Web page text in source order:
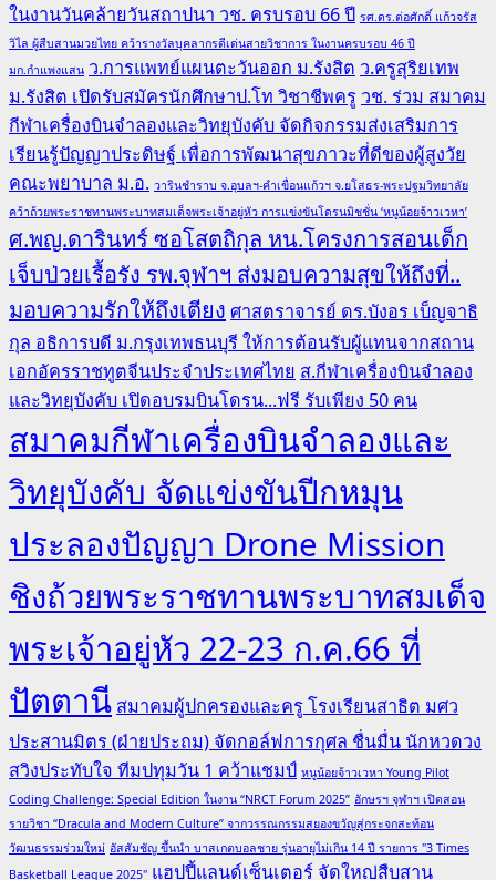
ในงานวันคล้ายวันสถาปนา วช. ครบรอบ 66 ปี รศ.ดร.ต่อศักดิ์ แก้วจรัส
วิไล ผู้สืบสานมวยไทย คว้ารางวัลบุคลากรดีเด่นสายวิชาการ ในงานครบรอบ 46 ปี
มก.กำแพงแสน ว.การแพทย์แผนตะวันออก ม.รังสิต ว.ครูสุริยเทพ
ม.รังสิต เปิดรับสมัครนักศึกษาป.โท วิชาชีพครู วช. ร่วม สมาคม
กีฬาเครื่องบินจำลองและวิทยุบังคับ จัดกิจกรรมส่งเสริมการ
เรียนรู้ปัญญาประดิษฐ์ เพื่อการพัฒนาสุขภาวะที่ดีของผู้สูงวัย
คณะพยาบาล ม.อ. วารินชำราบ จ.อุบลฯ-คำเขื่อนแก้วฯ จ.ยโสธร-พระปฐมวิทยาลัย
คว้าถ้วยพระราชทานพระบาทสมเด็จพระเจ้าอยู่หัว การแข่งขันโดรนมิชชั่น ‘หนูน้อยจ้าวเวหา’
ศ.พญ.ดารินทร์ ซอโสตถิกุล หน.โครงการสอนเด็ก
เจ็บป่วยเรื้อรัง รพ.จุฬาฯ ส่งมอบความสุขให้ถึงที่..
มอบความรักให้ถึงเตียง ศาสตราจารย์ ดร.บังอร เบ็ญจาธิ
กุล อธิการบดี ม.กรุงเทพธนบุรี ให้การต้อนรับผู้แทนจากสถาน
เอกอัครราชทูตจีนประจำประเทศไทย ส.กีฬาเครื่องบินจำลอง
และวิทยุบังคับ เปิดอบรมบินโดรน...ฟรี รับเพียง 50 คน
สมาคมกีฬาเครื่องบินจำลองและ
วิทยุบังคับ จัดแข่งขันปีกหมุน
ประลองปัญญา Drone Mission
ชิงถ้วยพระราชทานพระบาทสมเด็จ
พระเจ้าอยู่หัว 22-23 ก.ค.66 ที่
ปัตตานี สมาคมผู้ปกครองและครู โรงเรียนสาธิต มศว
ประสานมิตร (ฝ่ายประถม) จัดกอล์ฟการกุศล ชื่นมื่น นักหวดวง
สวิงประทับใจ ทีมปทุมวัน 1 คว้าแชมป์ หนูน้อยจ้าวเวหา Young Pilot
Coding Challenge: Special Edition ในงาน “NRCT Forum 2025” อักษรฯ จุฬาฯ เปิดสอน
รายวิชา “Dracula and Modern Culture” จากวรรณกรรมสยองขวัญสู่กระจกสะท้อน
วัฒนธรรมร่วมใหม่ อัสสัมชัญ ขึ้นนำ บาสเกตบอลชาย รุ่นอายุไม่เกิน 14 ปี รายการ "3 Times
Basketball League 2025" แฮปปี้แลนด์เซ็นเตอร์ จัดใหญ่สืบสาน